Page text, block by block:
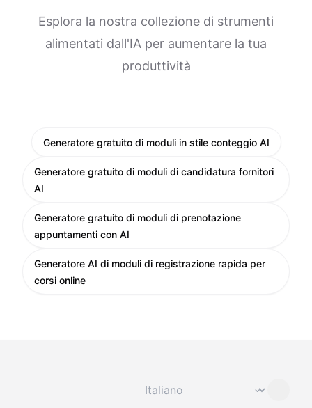
Esplora la nostra collezione di strumenti
alimentati dall'IA per aumentare la tua
produttività
Generatore gratuito di moduli in stile conteggio AI
Generatore gratuito di moduli di candidatura fornitori
AI
Generatore gratuito di moduli di prenotazione
appuntamenti con AI
Generatore AI di moduli di registrazione rapida per
corsi online
⌄